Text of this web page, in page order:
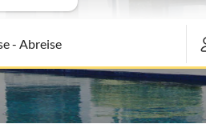
-Abreise